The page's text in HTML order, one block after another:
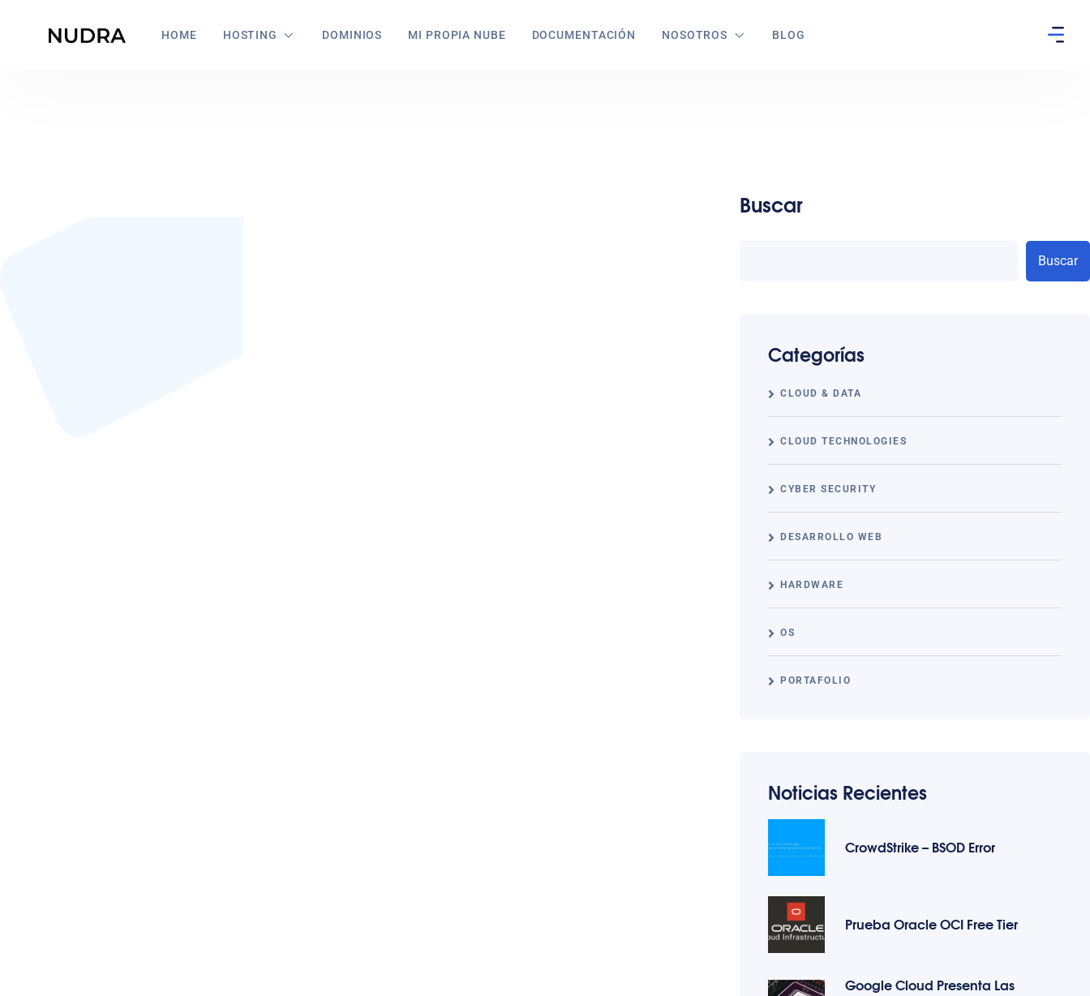
HOME HOSTING DOMINIOS MI PROPIA NUBE DOCUMENTACIÓN NOSOTROS BLOG
Buscar
Buscar
Categorías
CLOUD & DATA
CLOUD TECHNOLOGIES
CYBER SECURITY
DESARROLLO WEB
HARDWARE
OS
PORTAFOLIO
Noticias Recientes
CrowdStrike – BSOD Error
Prueba Oracle OCI Free Tier
Google Cloud Presenta Las